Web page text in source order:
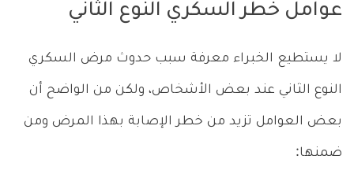
عوامل خطر السكري النوع الثاني
لا يستطيع الخبراء معرفة سبب حدوث مرض السكري
النوع الثاني عند بعض الأشخاص، ولكن من الواضح أن
بعض العوامل تزيد من خطر الإصابة بهذا المرض ومن
ضمنها: